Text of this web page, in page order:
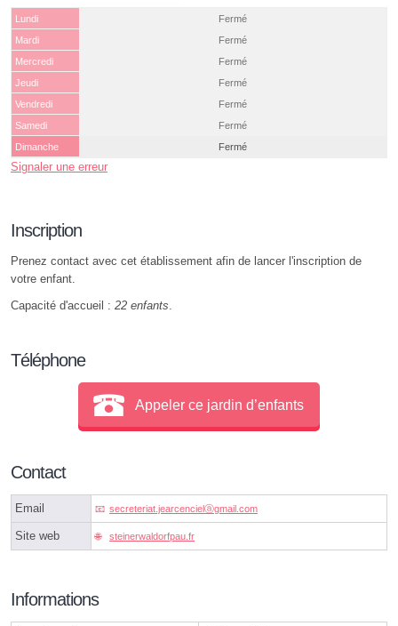
Lundi
Fermé
Mardi
Fermé
Mercredi
Fermé
Jeudi
Fermé
Vendredi
Fermé
Samedi
Fermé
Dimanche
Fermé
Signaler une erreur
Inscription
Prenez contact avec cet établissement afin de lancer l'inscription de
votre enfant.
Capacité d'accueil : 22 enfants.
Téléphone
Appeler ce jardin d’enfants
Contact
Email secreteriat.jearcencielⓐgmail.com
Site web steinerwaldorfpau.fr
Informations